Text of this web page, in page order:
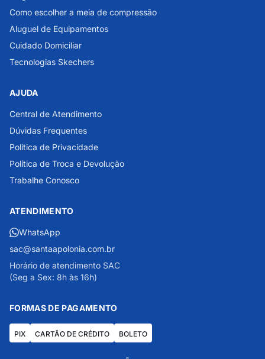
Como escolher a meia de compressão
Aluguel de Equipamentos
Cuidado Domiciliar
Tecnologias Skechers
AJUDA
Central de Atendimento
Dúvidas Frequentes
Política de Privacidade
Política de Troca e Devolução
Trabalhe Conosco
ATENDIMENTO
WhatsApp
sac@santaapolonia.com.br
Horário de atendimento SAC
(Seg a Sex: 8h às 16h)
FORMAS DE PAGAMENTO
PIX CARTÃO DE CRÉDITO BOLETO